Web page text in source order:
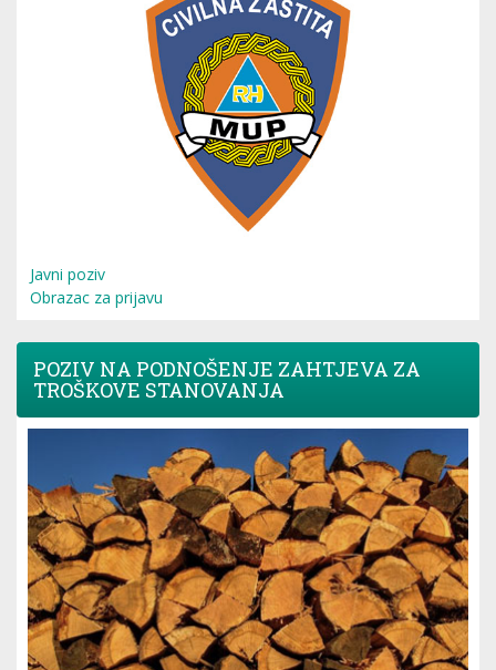
Javni poziv
Obrazac za prijavu
POZIV NA PODNOŠENJE ZAHTJEVA ZA
TROŠKOVE STANOVANJA